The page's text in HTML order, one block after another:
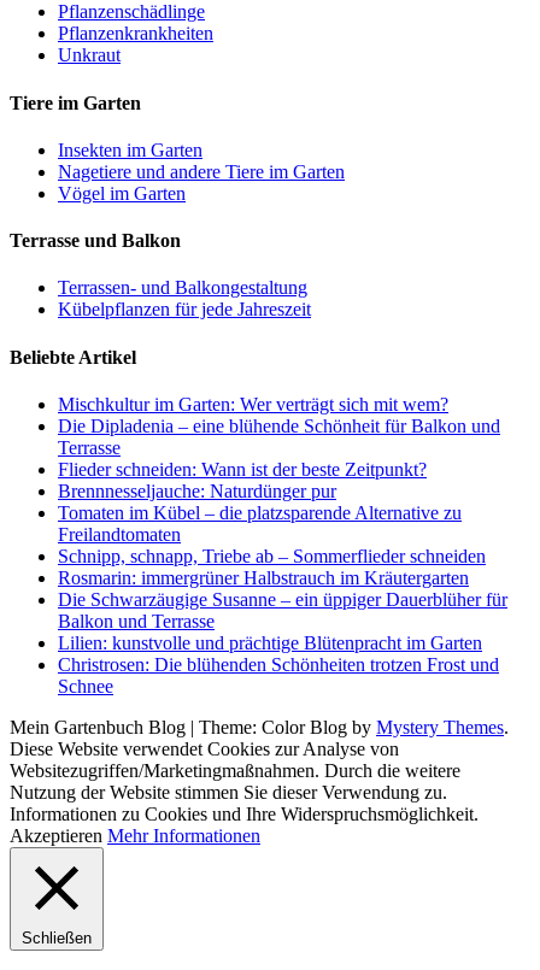
Pflanzenschädlinge
Pflanzenkrankheiten
Unkraut
Tiere im Garten
Insekten im Garten
Nagetiere und andere Tiere im Garten
Vögel im Garten
Terrasse und Balkon
Terrassen- und Balkongestaltung
Kübelpflanzen für jede Jahreszeit
Beliebte Artikel
Mischkultur im Garten: Wer verträgt sich mit wem?
Die Dipladenia – eine blühende Schönheit für Balkon und
Terrasse
Flieder schneiden: Wann ist der beste Zeitpunkt?
Brennnesseljauche: Naturdünger pur
Tomaten im Kübel – die platzsparende Alternative zu
Freilandtomaten
Schnipp, schnapp, Triebe ab – Sommerflieder schneiden
Rosmarin: immergrüner Halbstrauch im Kräutergarten
Die Schwarzäugige Susanne – ein üppiger Dauerblüher für
Balkon und Terrasse
Lilien: kunstvolle und prächtige Blütenpracht im Garten
Christrosen: Die blühenden Schönheiten trotzen Frost und
Schnee
Mein Gartenbuch Blog | Theme: Color Blog by Mystery Themes.
Diese Website verwendet Cookies zur Analyse von
Websitezugriffen/Marketingmaßnahmen. Durch die weitere
Nutzung der Website stimmen Sie dieser Verwendung zu.
Informationen zu Cookies und Ihre Widerspruchsmöglichkeit.
Akzeptieren Mehr Informationen
Schließen